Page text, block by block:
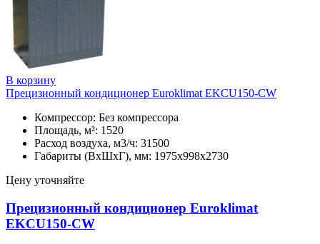
В корзину
Прецизионный кондиционер Euroklimat EKCU150-CW
Компрессор: Без компрессора
Площадь, м²: 1520
Расход воздуха, м3/ч: 31500
Габариты (ВхШхГ), мм: 1975x998x2730
Цену уточняйте
Прецизионный кондиционер Euroklimat
EKCU150-CW